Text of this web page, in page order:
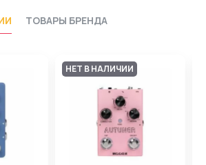
ТОВАРЫ БРЕНДА
НЕТ В НАЛИЧИИ